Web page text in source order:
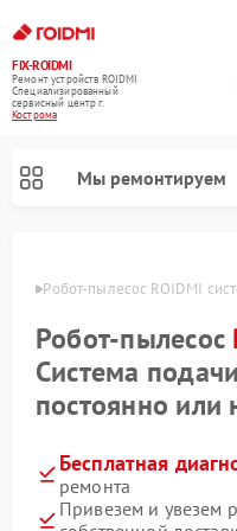
FIX-ROIDMI
Ремонт устройств ROIDMI
Специализированный
cервисный центр г.
Кострома
Мы ремонтируем
Робот-пылесос ROIDMI
Робот-пылесос
Система
постоянно или
Бесплатная
ремонта
Привезем и увезем